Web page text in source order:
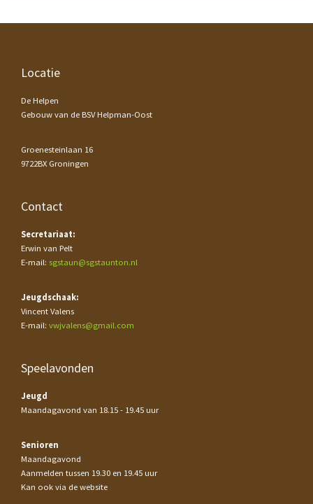
Footer
Locatie
De Helpen
Gebouw van de BSV Helpman-Oost
Groenesteinlaan 16
9722BX Groningen
Contact
Secretariaat:
Erwin van Pelt
E-mail: sgstaun@sgstaunton.nl
Jeugdschaak:
Vincent Valens
E-mail: vwjvalens@gmail.com
Speelavonden
Jeugd
Maandagavond van 18.15 - 19.45 uur
Senioren
Maandagavond
Aanmelden tussen 19.30 en 19.45 uur
Kan ook via de website